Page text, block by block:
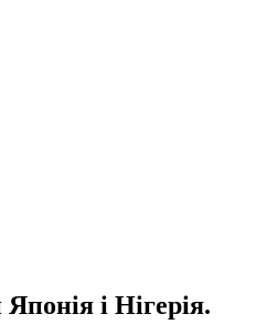
і Нігерія.